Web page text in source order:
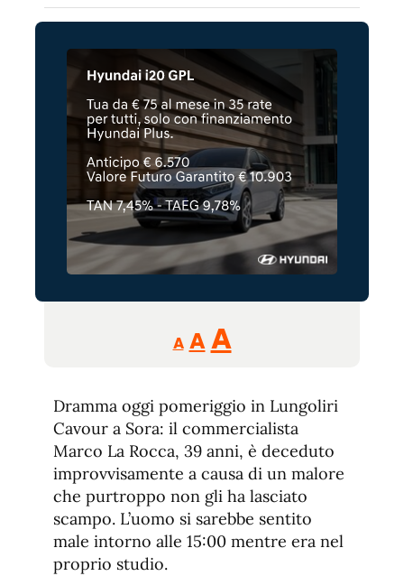
A
Reducir
tamaño
A Restablecer
de
fuente
AAumentar
de
fuente.
Dramma oggi pomeriggio in Lungoliri
Cavour a Sora: il commercialista
Marco La Rocca, 39 anni, è deceduto
improvvisamente a causa di un malore
che purtroppo non gli ha lasciato
scampo. L’uomo si sarebbe sentito
male intorno alle 15:00 mentre era nel
proprio studio.